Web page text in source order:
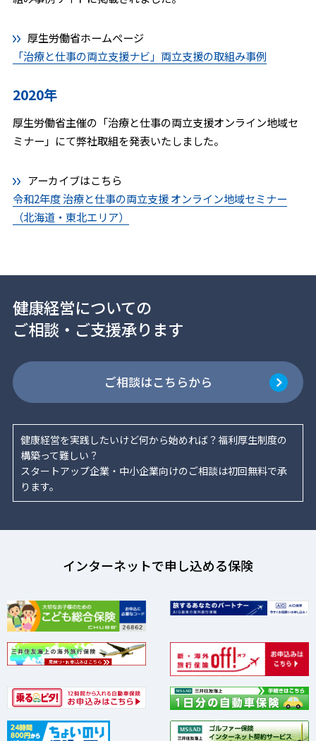
厚生労働省ホームぺージ
「治療と仕事の両立支援ナビ」両立支援の取組み事例
2020年
厚生労働省主催の「治療と仕事の両立支援オンライン地域セ
ミナー」にて弊社取組を発表いたしました。
アーカイブはこちら
令和2年度 治療と仕事の両立支援 オンライン地域セミナー
（北海道・東北エリア）
健康経営についての
ご相談・ご支援承ります
ご相談はこちらから
健康経営を実践したいけど何から始めれば？福利厚生制度の
構築って難しい？
スタートアップ企業・中小企業向けのご相談は初回無料で承
ります。
インターネットで申し込める保険